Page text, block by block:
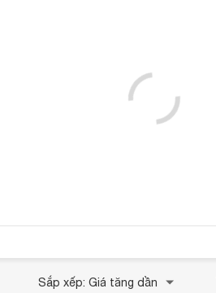
Sắp xếp: Giá tăng dần